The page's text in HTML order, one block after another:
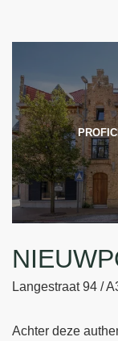
Langestraat 94 /
Achter deze